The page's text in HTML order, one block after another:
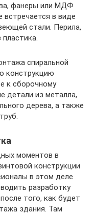
фанеры или МДФ
встречается в виде
стали. Перила,
спиральной
конструкцию
к сборочному
детали из металла,
дерева, а также
моментов в
конструкции
в этом деле
разработку
того, как будет
здания. Там